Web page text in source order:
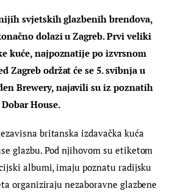
svjetskih glazbenih brendova,
dolazi u Zagreb. Prvi veliki
kuće, najpoznatije po izvrsnom
Zagreb održat će se 5. svibnja u
Brewery, najavili su iz poznatih
House.
britanska izdavačka kuća
glazbu. Pod njihovom su etiketom
albumi, imaju poznatu radijsku
organiziraju nezaboravne glazbene